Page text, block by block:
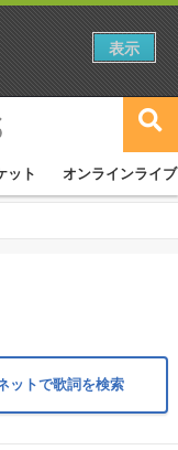
ット オンラインライブ
ットで歌詞を検索
表示